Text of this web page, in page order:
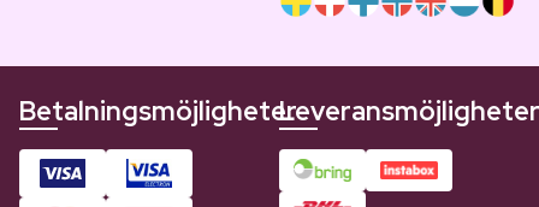
BetalningsmöjligheterLeveransmöjligheter